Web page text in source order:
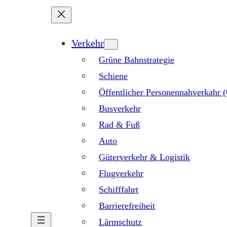
Verkehr
Grüne Bahnstrategie
Schiene
Öffentlicher Personennahverkahr
Busverkehr
Rad & Fuß
Auto
Güterverkehr & Logistik
Flugverkehr
Schifffahrt
Barrierefreiheit
Lärmschutz